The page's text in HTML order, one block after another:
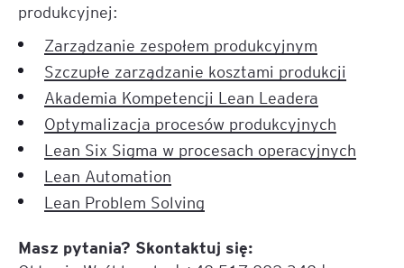
produkcyjnej:
Zarządzanie zespołem produkcyjnym
Szczupłe zarządzanie kosztami produkcji
Akademia Kompetencji Lean Leadera
Optymalizacja procesów produkcyjnych
Lean Six Sigma w procesach operacyjnych
Lean Automation
Lean Problem Solving
Masz pytania? Skontaktuj się: